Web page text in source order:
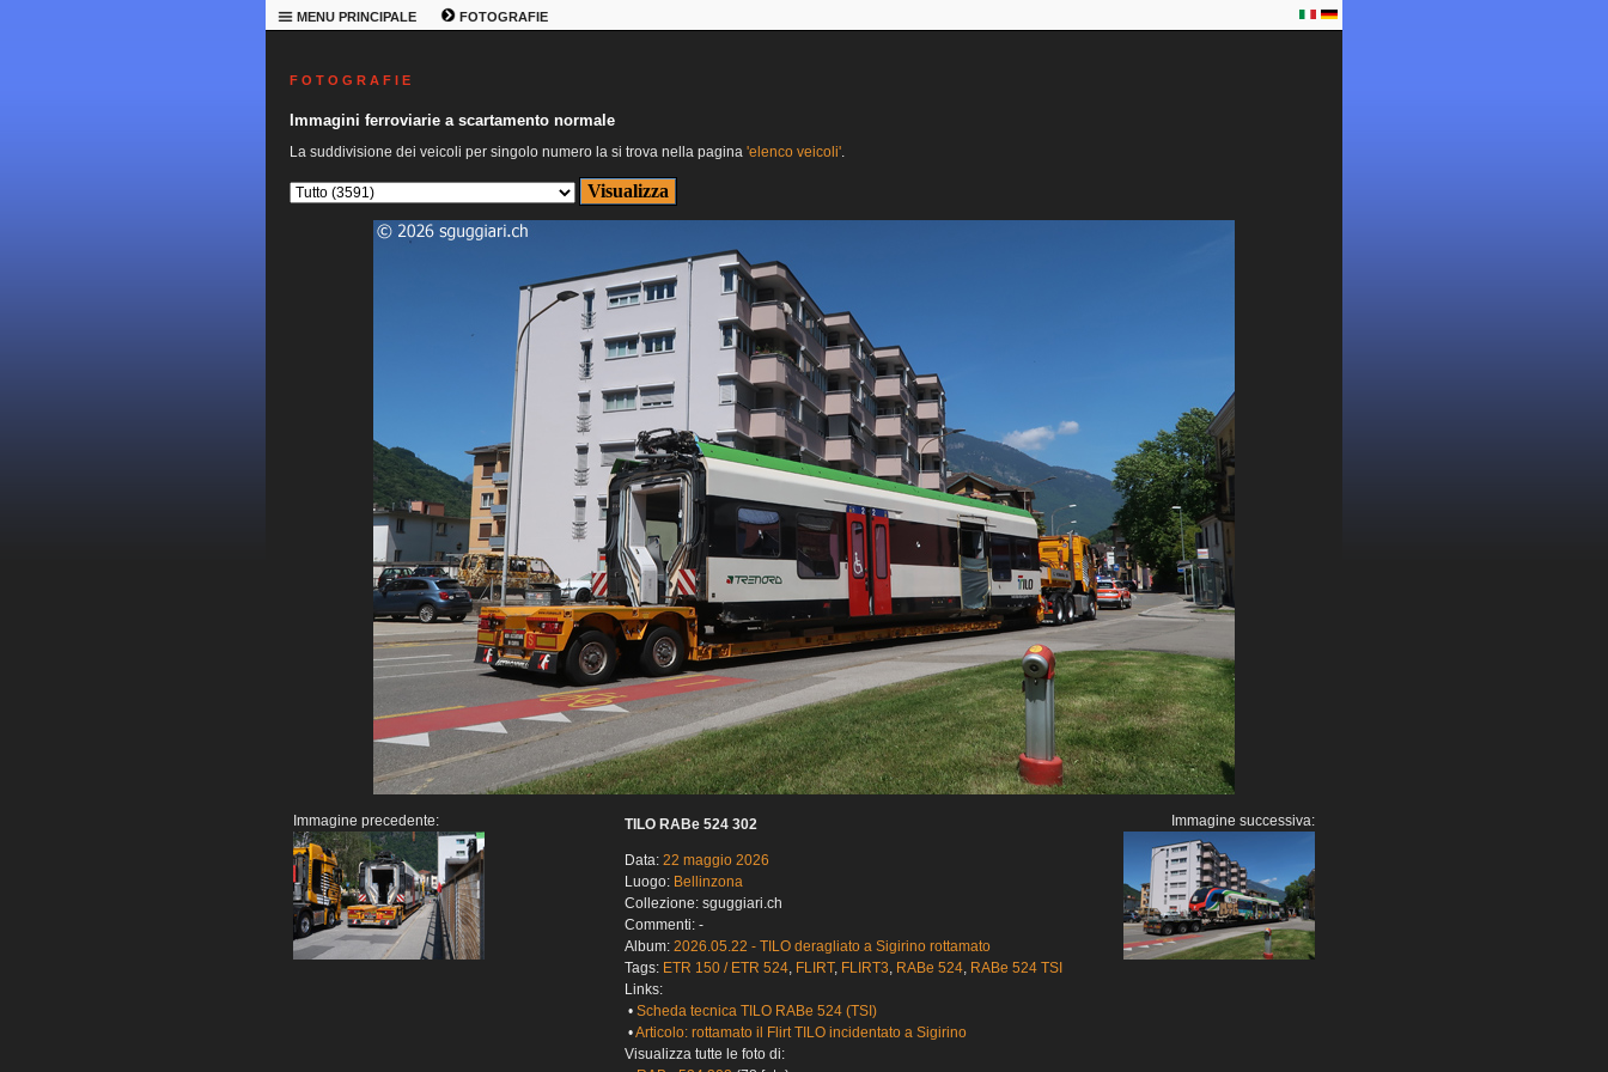
MENU PRINCIPALE FOTOGRAFIE
F O T O G R A F I E
Immagini ferroviarie a scartamento normale
La suddivisione dei veicoli per singolo numero la si trova nella pagina 'elenco veicoli'.
Immagine precedente: TILO RABe 524 302
Data: 22 maggio 2026
Luogo: Bellinzona
Collezione: sguggiari.ch
Commenti: -
Album: 2026.05.22 - TILO deragliato a Sigirino rottamato
Tags: ETR 150 / ETR 524, FLIRT, FLIRT3, RABe 524, RABe 524 TSI
Links:
• Scheda tecnica TILO RABe 524 (TSI)
•Articolo: rottamato il Flirt TILO incidentato a Sigirino
Visualizza tutte le foto di:
Immagine successiva: